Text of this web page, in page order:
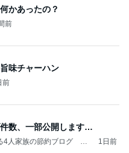
かあったの？
前
味チャーハン
前
数、一部公開します…
4人家族の節約ブログ 〜
1日前